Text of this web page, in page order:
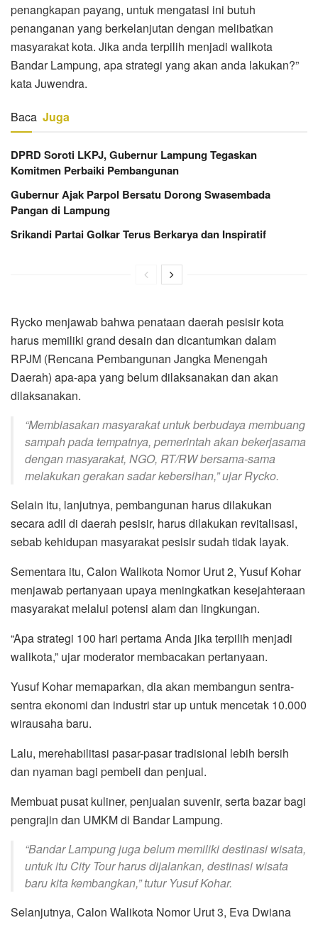
penangkapan payang, untuk mengatasi ini butuh
penanganan yang berkelanjutan dengan melibatkan
masyarakat kota. Jika anda terpilih menjadi walikota
Bandar Lampung, apa strategi yang akan anda lakukan?”
kata Juwendra.
Baca Juga
DPRD Soroti LKPJ, Gubernur Lampung Tegaskan
Komitmen Perbaiki Pembangunan
Gubernur Ajak Parpol Bersatu Dorong Swasembada
Pangan di Lampung
Srikandi Partai Golkar Terus Berkarya dan Inspiratif
Rycko menjawab bahwa penataan daerah pesisir kota
harus memiliki grand desain dan dicantumkan dalam
RPJM (Rencana Pembangunan Jangka Menengah
Daerah) apa-apa yang belum dilaksanakan dan akan
dilaksanakan.
“Membiasakan masyarakat untuk berbudaya membuang
sampah pada tempatnya, pemerintah akan bekerjasama
dengan masyarakat, NGO, RT/RW bersama-sama
melakukan gerakan sadar kebersihan,” ujar Rycko.
Selain itu, lanjutnya, pembangunan harus dilakukan
secara adil di daerah pesisir, harus dilakukan revitalisasi,
sebab kehidupan masyarakat pesisir sudah tidak layak.
Sementara itu, Calon Walikota Nomor Urut 2, Yusuf Kohar
menjawab pertanyaan upaya meningkatkan kesejahteraan
masyarakat melalui potensi alam dan lingkungan.
“Apa strategi 100 hari pertama Anda jika terpilih menjadi
walikota,” ujar moderator membacakan pertanyaan.
Yusuf Kohar memaparkan, dia akan membangun sentra-
sentra ekonomi dan industri star up untuk mencetak 10.000
wirausaha baru.
Lalu, merehabilitasi pasar-pasar tradisional lebih bersih
dan nyaman bagi pembeli dan penjual.
Membuat pusat kuliner, penjualan suvenir, serta bazar bagi
pengrajin dan UMKM di Bandar Lampung.
“Bandar Lampung juga belum memiliki destinasi wisata,
untuk itu City Tour harus dijalankan, destinasi wisata
baru kita kembangkan,” tutur Yusuf Kohar.
Selanjutnya, Calon Walikota Nomor Urut 3, Eva Dwiana